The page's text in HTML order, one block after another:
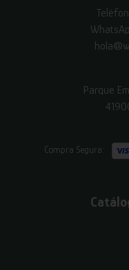
Parque
Compra Segura: